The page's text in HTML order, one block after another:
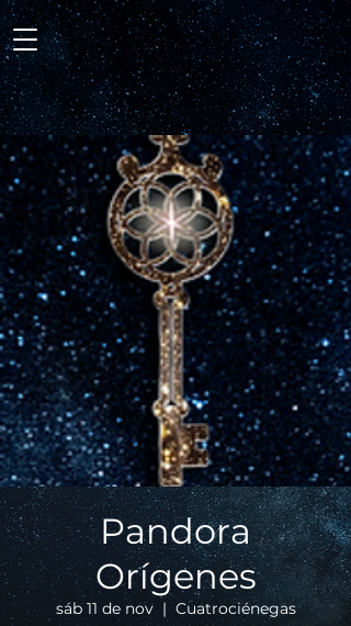
Pandora
Orígenes
sáb 11 de nov
  |
Cuatrociénegas